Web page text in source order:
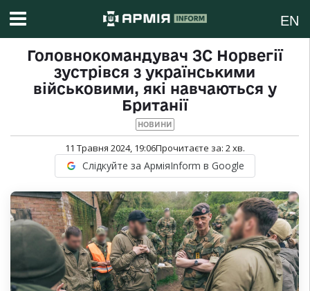
EN
Головнокомандувач ЗС Норвегії
зустрівся з українськими
військовими, які навчаються у
Британії
НОВИНИ
11 Травня 2024, 19:06Прочитаєте за: 2хв.
Слідкуйте за АрміяInform в Google